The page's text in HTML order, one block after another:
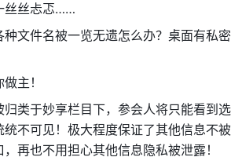
丝丝忐忑……
文件名被一览无遗怎么办？桌面有私
主！
类于妙享栏目下，参会人将只能看到
不可见！极大程度保证了其他信息不
再也不用担心其他信息隐私被泄露！